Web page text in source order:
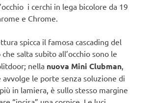
i cerchi in lega bicolore da 19
e Chrome.
spicca il famosa cascading del
che salta subito all’occhio sono le
nella nuova Mini Clubman
avvolge le porte senza soluzione di
in lamiera, è sullo stesso margine